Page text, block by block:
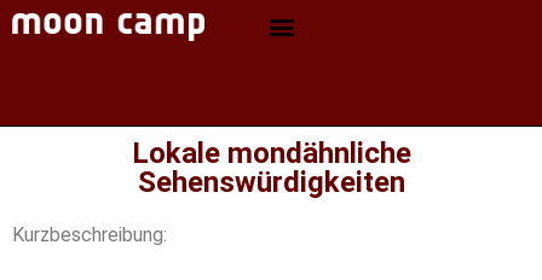
Lokale mondähnliche
Sehenswürdigkeiten
Kurzbeschreibung: